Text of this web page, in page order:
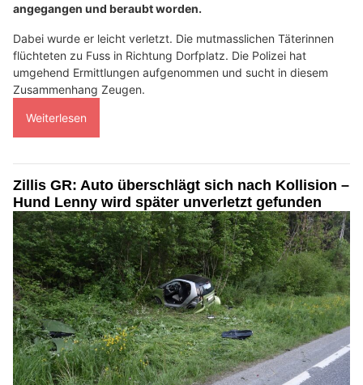
angegangen und beraubt worden.
Dabei wurde er leicht verletzt. Die mutmasslichen Täterinnen
flüchteten zu Fuss in Richtung Dorfplatz. Die Polizei hat
umgehend Ermittlungen aufgenommen und sucht in diesem
Zusammenhang Zeugen.
Weiterlesen
Zillis GR: Auto überschlägt sich nach Kollision –
Hund Lenny wird später unverletzt gefunden